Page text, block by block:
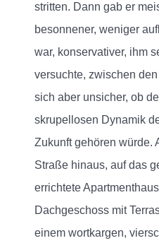
stritten. Dann gab er
besonnener, weniger
war, konservativer, ihm
versuchte, zwischen
sich aber unsicher, ob
skrupellosen Dynamik
Zukunft gehören würde.
Straße hinaus, auf das
errichtete
Dachgeschoss mit
einem wortkargen,